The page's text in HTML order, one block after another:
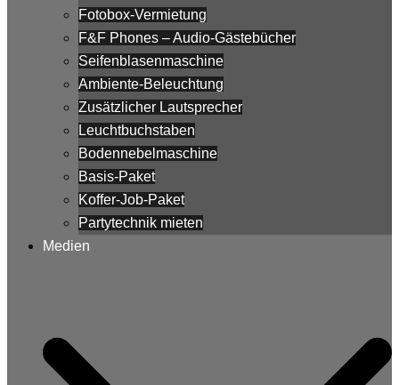
Fotobox-Vermietung
F&F Phones – Audio-Gästebücher
Seifenblasenmaschine
Ambiente-Beleuchtung
Zusätzlicher Lautsprecher
Leuchtbuchstaben
Bodennebelmaschine
Basis-Paket
Koffer-Job-Paket
Partytechnik mieten
Medien